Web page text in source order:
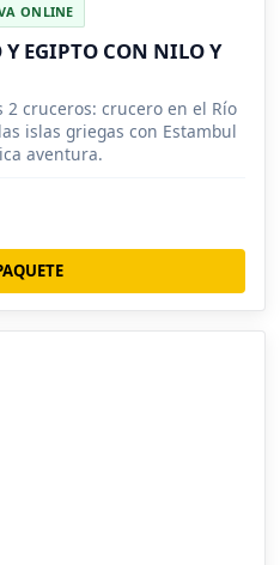
ONLINE
Y EGIPTO CON NILO Y
cruceros: crucero en el Río
islas griegas con Estambul
aventura.